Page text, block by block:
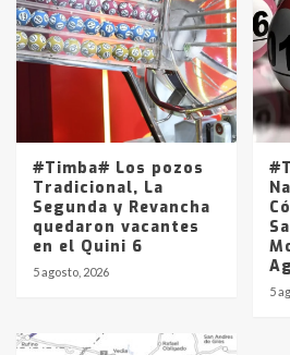
#Timba# Los pozos
Tradicional, La
Segunda y Revancha
quedaron vacantes
en el Quini 6
5 agosto, 2026
5